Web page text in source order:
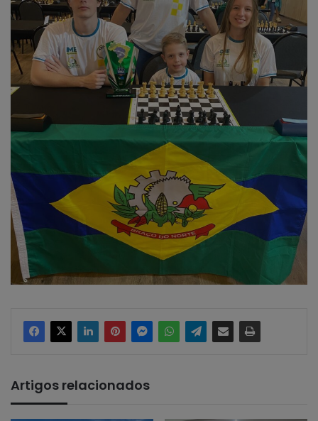
Artigos relacionados